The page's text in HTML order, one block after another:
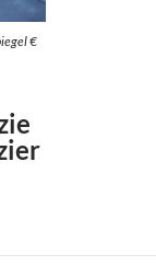
€